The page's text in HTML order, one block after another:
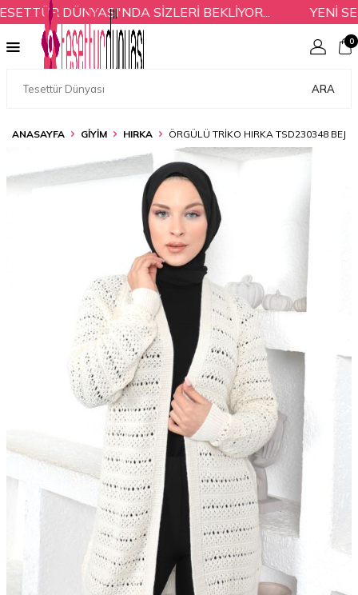
DÜNYASI'NDA SİZLERİ BEKLİYOR... YENİ
ARA
0
ANASAYFA GİYİM HIRKA ÖRGÜLÜ TRIKO HIRKA TSD230348 BEJ